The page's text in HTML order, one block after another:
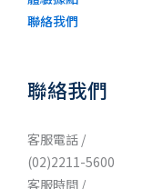
聯絡我們
聯絡我們
客服電話 /
(02)2211-5600
客服時間 /